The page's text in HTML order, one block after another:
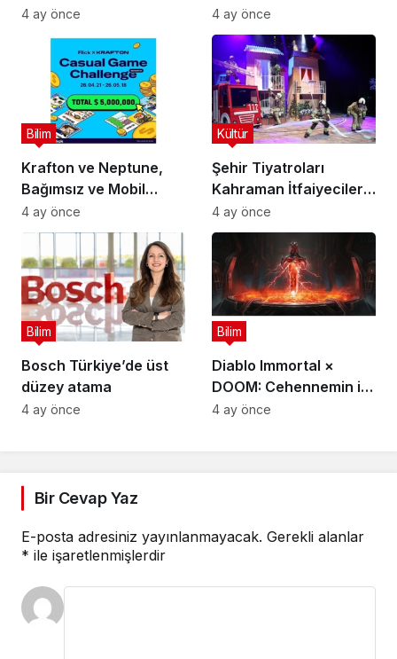
Ayı Konuğu Doç. Dr.
Gökçe Dervişoğlu
Okandan Oldu!
4 ay önce
Çağını Mercek Altına
Alıyor
4 ay önce
Krafton ve Neptune,
Bağımsız ve Mobil
Oyun Geliştiricileri İçin
5 Milyon Dolarlık
Küresel Oyun
Yarışmasını Başlattı
Bilim
4 ay önce
Şehir Tiyatroları
Kahraman İtfaiyecilerin
Hikayesini “İtfaiyecinin
Sırrı” Oyunuyla
Anlatıyor
Kültür
4 ay önce
Bosch Türkiye’de üst
düzey atama
Bilim
4 ay önce
Diablo Immortal ×
DOOM: Cehennemin iki
efsanevi vizyonu
Bilim
4 ay önce
Bir Cevap Yaz
E-posta adresiniz yayınlanmayacak. Gerekli alanlar
* ile işaretlenmişlerdir